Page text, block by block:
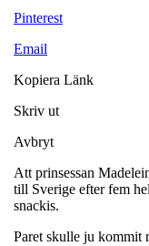
Pinterest
Email
Kopiera Länk
Skriv ut
Avbryt
Att prinsessan
till Sverige efter fem
snackis.
Paret skulle ju kommit